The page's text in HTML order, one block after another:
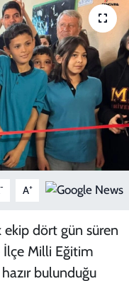
- A+
dört gün süren
İlçe Milli Eğitim
bulunduğu